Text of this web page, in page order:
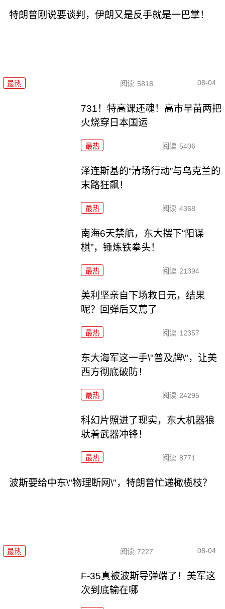
特朗普刚说要谈判，伊朗又是反手就是一巴掌！
最热 阅读 5818 08-04
731！特高课还魂！高市早苗两把
火烧穿日本国运
最热 阅读 5406
泽连斯基的“清场行动”与乌克兰的
末路狂飙！
最热 阅读 4368
南海6天禁航，东大摆下“阳谋
棋”，锤炼铁拳头！
最热 阅读 21394
美利坚亲自下场救日元，结果
呢？回弹后又蔫了
最热 阅读 12357
东大海军这一手\"普及牌\"，让美
西方彻底破防！
最热 阅读 24295
科幻片照进了现实，东大机器狼
驮着武器冲锋！
最热 阅读 8771
波斯要给中东\"物理断网\"，特朗普忙递橄榄枝？
最热 阅读 7227 08-04
F-35真被波斯导弹端了！美军这
次到底输在哪